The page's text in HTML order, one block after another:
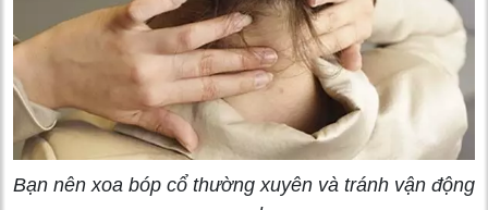
Bạn nên xoa bóp cổ thường xuyên và tránh vận động